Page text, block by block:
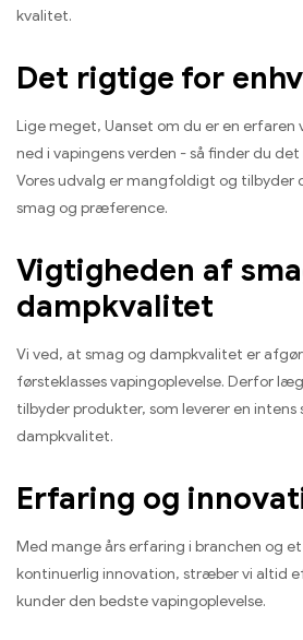
kvalitet.
Det rigtige for
Lige meget, Uanset om du er en erfaren
ned i vapingens verden - så finder du
Vores udvalg er mangfoldigt og tilbyder
smag og præference.
Vigtigheden af
dampkvalitet
Vi ved, at smag og dampkvalitet er
førsteklasses vapingoplevelse. Derfor
tilbyder produkter, som leverer en
dampkvalitet.
Erfaring og
Med mange års erfaring i branchen og
kontinuerlig innovation, stræber vi altid
kunder den bedste vapingoplevelse.